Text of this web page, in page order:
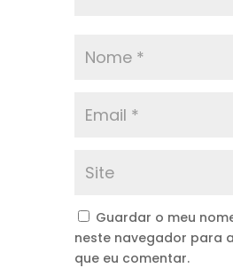
Guardar o meu
neste navegador para
que eu comentar.